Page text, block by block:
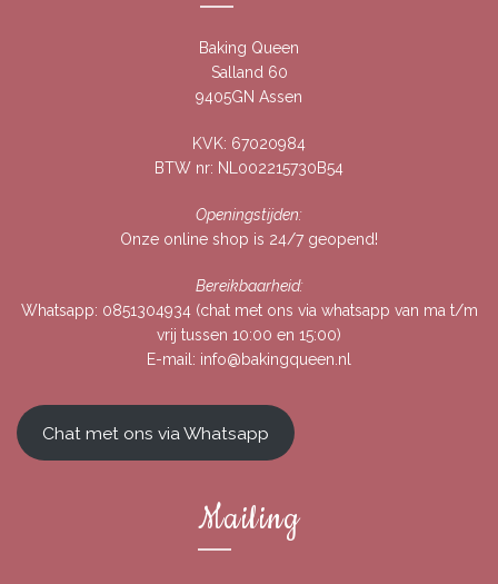
Baking Queen
Salland 60
9405GN Assen
KVK: 67020984
BTW nr: NL002215730B54
Openingstijden:
Onze online shop is 24/7 geopend!
Bereikbaarheid:
Whatsapp: 0851304934(chat met ons via whatsapp van ma t/m
vrij tussen 10:00 en 15:00)
E-mail: info@bakingqueen.nl
Chat met ons via Whatsapp
Mailing